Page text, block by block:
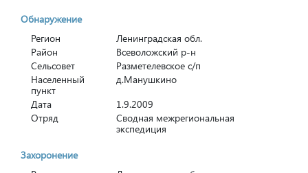
Обнаружение
Регион
Ленинградская обл.
Район
Всеволожский р-н
Сельсовет
Разметелевское с/п
Населенный
пункт
д.Манушкино
Дата
1.9.2009
Отряд
Сводная межрегиональная
экспедиция
Захоронение